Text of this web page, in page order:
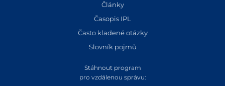
Články
Časopis IPL
Často kladené otázky
Slovník pojmů
Stáhnout program
pro vzdálenou správu: